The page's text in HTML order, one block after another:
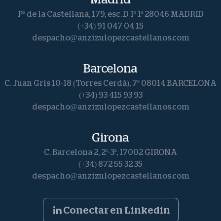
Jueces
y
Judiciales
de
lo
mercantil
de
Catalunya.»
Pº de la Castellana, 179, esc. D 1º 1ª 28046 MADRID
(+34) 91 047 04 15
despacho@anzizulopezcastellanos.com
Barcelona
C. Juan Gris 10-18 (Torres Cerdà), 7º 08014 BARCELONA
(+34) 93 415 93 93
despacho@anzizulopezcastellanos.com
Girona
C. Barcelona 2, 2º-3ª, 17002 GIRONA
(+34) 872 55 32 35
despacho@anzizulopezcastellanos.com
Conectar en Linkedin